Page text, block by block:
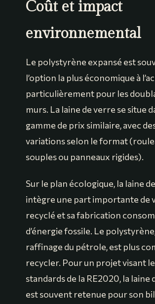
Coût et impact
environnemental
Le polystyrène expansé est
l’option la plus économique à
particulièrement pour les
murs. La laine de verre se situe
gamme de prix similaire, avec
variations selon le format
souples ou panneaux rigides).
Sur le plan écologique, la laine
intègre une part importante de
recyclé et sa fabrication
d’énergie fossile. Le
raffinage du pétrole, est plus
recycler. Pour un projet visant
standards de la RE2020, la laine
est souvent retenue pour son